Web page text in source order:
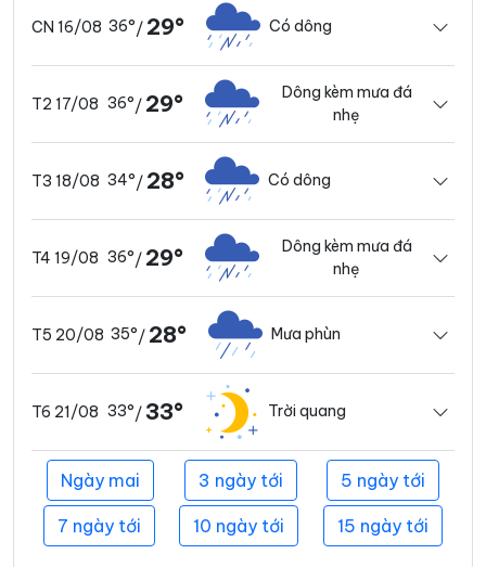
CN 16/08 36°/ 29° Có dông
T2 17/08 36°/ 29°
Dông kèm mưa đá
nhẹ
T3 18/08 34°/ 28° Có dông
T4 19/08 36°/ 29°
Dông kèm mưa đá
nhẹ
T5 20/08 35°/ 28° Mưa phùn
T6 21/08 33°/33° Trời quang
Ngày mai 3 ngày tới 5 ngày tới
7 ngày tới 10 ngày tới 15 ngày tới